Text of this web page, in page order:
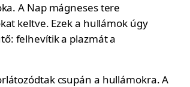
A Nap mágneses tere
keltve. Ezek a hullámok úgy
felhevítik a plazmát a
csupán a hullámokra. A